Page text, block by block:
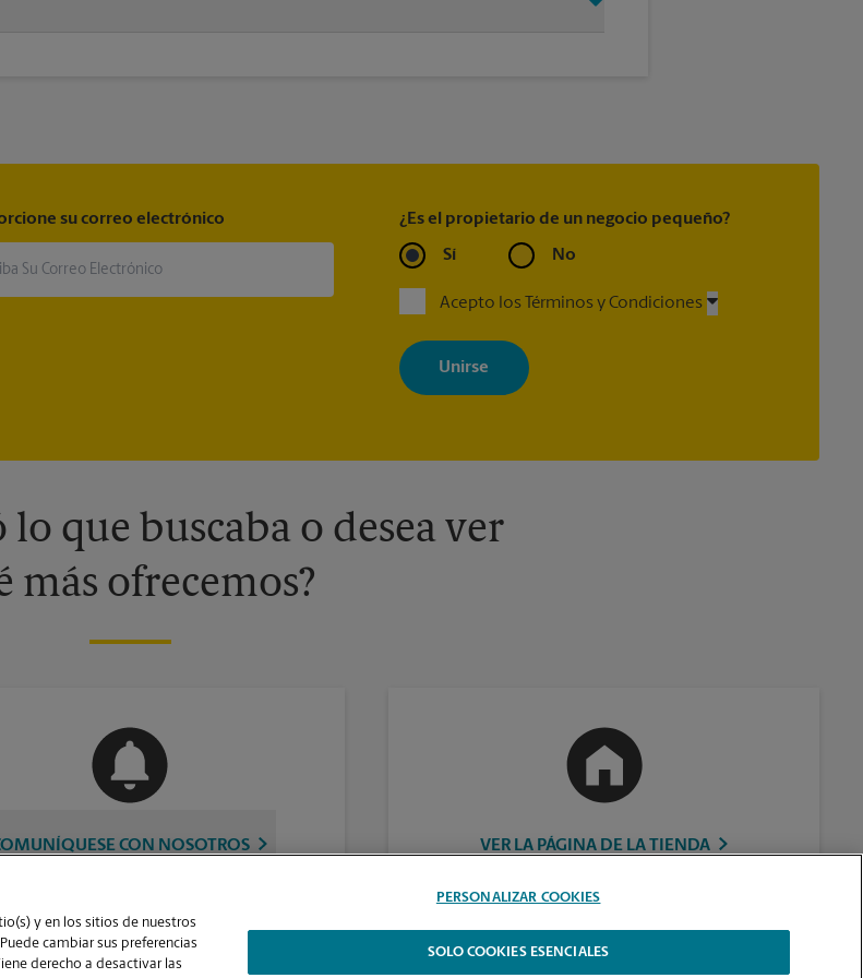
su correo electrónico ¿Es el propietario de un negocio pequeño?
Sí No
Acepto los Términos y Condiciones
Al registrarse, acepta recibir correos electrónicos de The UPS Store
con noticias, ofertas especiales, promociones y mensajes
adaptados a sus intereses. Puede darse de baja en cualquier
momento. Para más información, consulte nuestra política de
información, contacte al centro The UPS Store en su ciudad.
que buscaba o desea ver
más ofrecemos?
CON NOSOTROS VER LA PÁGINA DE LA TIENDA
y en los sitios de nuestros
Puede cambiar sus preferencias
derecho a desactivar las
PERSONALIZAR COOKIES
SOLO COOKIES ESENCIALES